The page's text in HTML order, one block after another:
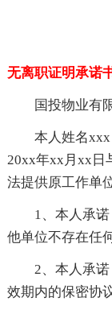
无离职证明承诺
国投物业有
本人姓名
20xx年xx月xx日
法提供原工作单
1、本人承
他单位不存在任
2、本人承
效期内的保密协